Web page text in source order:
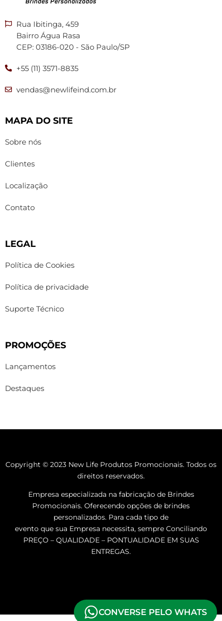
CONVERSE PELO WHATS
Rua Ibitinga, 459
Bairro Água Rasa
CEP: 03186-020 - São Paulo/SP
+55 (11) 3571-8835
vendas@newlifeind.com.br
MAPA DO SITE
Sobre nós
Clientes
Localização
Contato
LEGAL
Política de Cookies
Política de privacidade
Suporte Técnico
PROMOÇÕES
Lançamentos
Destaques
Copyright © 2023 New Life Produtos Promocionais. Todos os
direitos reservados.
Empresa especializada na fabricação de Brindes
Promocionais. Oferecendo opções de brindes
personalizados. Para cada tipo de
evento que sua Empresa necessita, sempre Conciliando
PREÇO – QUALIDADE – PONTUALIDADE EM SUAS
ENTREGAS.